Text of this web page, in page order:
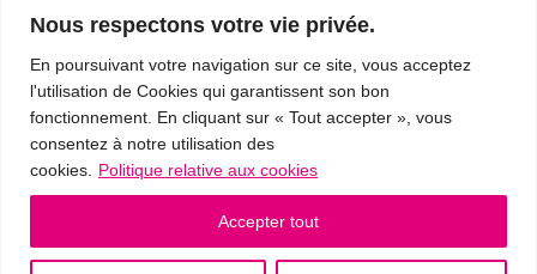
Nous respectons votre vie privée.
En poursuivant votre navigation sur ce site, vous acceptez
l'utilisation de Cookies qui garantissent son bon
fonctionnement. En cliquant sur « Tout accepter », vous
consentez à notre utilisation des
cookies.
Politique relative aux cookies
Accepter tout
Mentions Légales
Politique de confidentialité / RGPD
Conditions Générales de Vente
© 2019 - Cousins & Cousines